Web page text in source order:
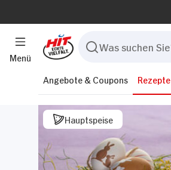
Menü
Angebote & Coupons Rezepte
Hauptspeise